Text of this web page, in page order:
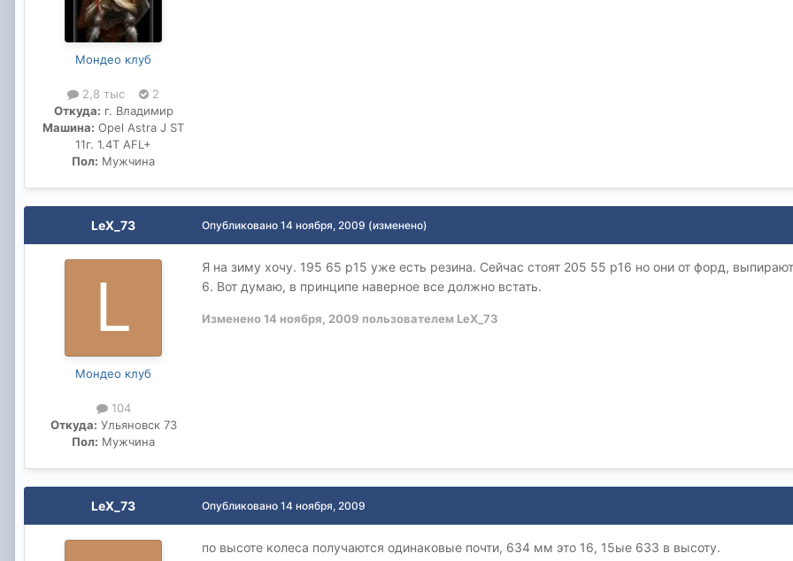
Мондео клуб
2,8 тыс
2
Откуда: г. Владимир
Машина: Opel Astra J ST
11г. 1.4T AFL+
Пол: Мужчина
LeX_73
Мондео клуб
104
Откуда: Ульяновск 73
Пол: Мужчина
Опубликовано 14 ноября, 2009 (изменено)
Я на зиму хочу. 195 65 р15 уже есть резина. Сейчас стоят 205 55 р16 но они от форд,
6. Вот думаю, в принципе наверное все должно встать.
Изменено14 ноября, 2009 пользователем LeX_73
LeX_73 Опубликовано 14 ноября, 2009
по высоте колеса получаются одинаковые почти, 634 мм это 16, 15ые 633 в высоту.